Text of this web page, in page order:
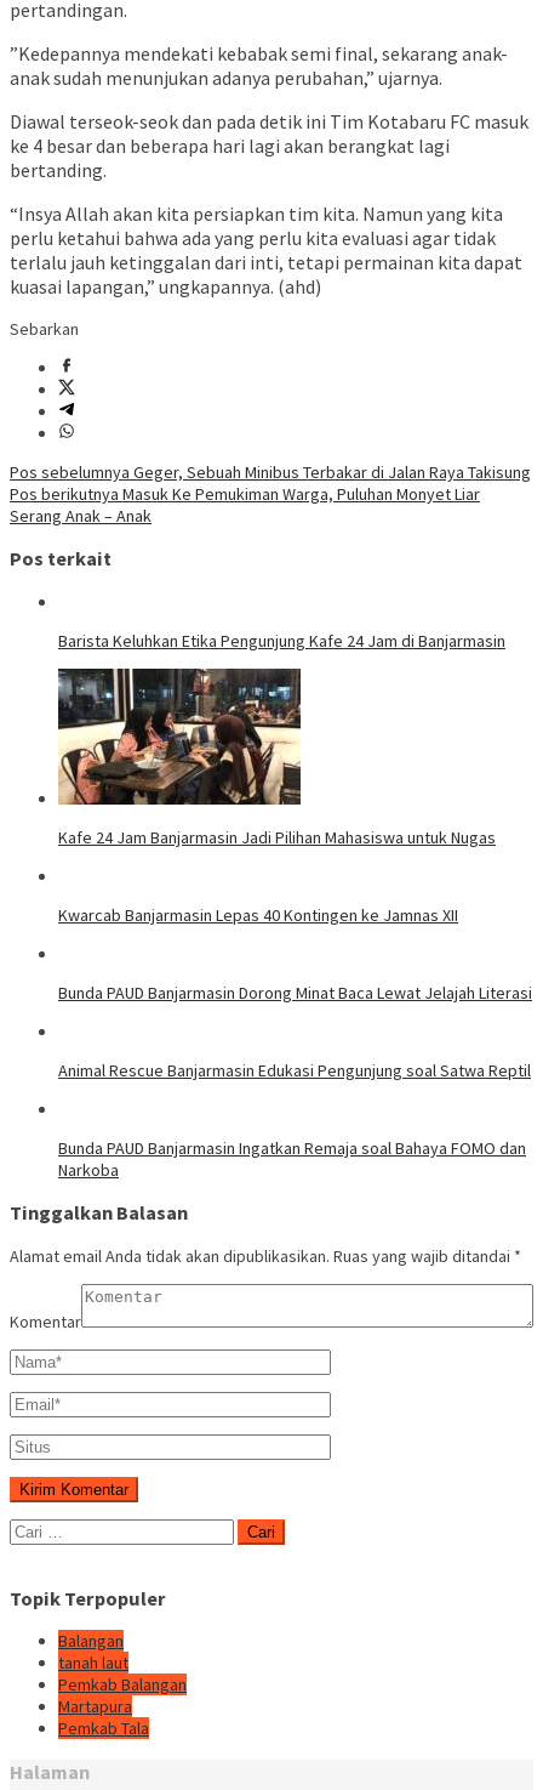
pertandingan.
”Kedepannya mendekati kebabak semi final, sekarang anak-
anak sudah menunjukan adanya perubahan,” ujarnya.
Diawal terseok-seok dan pada detik ini Tim Kotabaru FC masuk
ke 4 besar dan beberapa hari lagi akan berangkat lagi
bertanding.
“Insya Allah akan kita persiapkan tim kita. Namun yang kita
perlu ketahui bahwa ada yang perlu kita evaluasi agar tidak
terlalu jauh ketinggalan dari inti, tetapi permainan kita dapat
kuasai lapangan,” ungkapannya. (ahd)
Sebarkan
Navigasi
pos
Pos sebelumnya Geger, Sebuah Minibus Terbakar di Jalan Raya Takisung
Pos berikutnya Masuk Ke Pemukiman Warga, Puluhan Monyet Liar
Serang Anak – Anak
Pos terkait
Barista Keluhkan Etika Pengunjung Kafe 24 Jam di Banjarmasin
Kafe 24 Jam Banjarmasin Jadi Pilihan Mahasiswa untuk Nugas
Kwarcab Banjarmasin Lepas 40 Kontingen ke Jamnas XII
Bunda PAUD Banjarmasin Dorong Minat Baca Lewat Jelajah Literasi
Animal Rescue Banjarmasin Edukasi Pengunjung soal Satwa Reptil
Bunda PAUD Banjarmasin Ingatkan Remaja soal Bahaya FOMO dan
Narkoba
Tinggalkan Balasan
Alamat email Anda tidak akan dipublikasikan. Ruas yang wajib ditandai *
Komentar
Cari
untuk:
Topik Terpopuler
Balangan
tanah laut
Pemkab Balangan
Martapura
Pemkab Tala
Halaman